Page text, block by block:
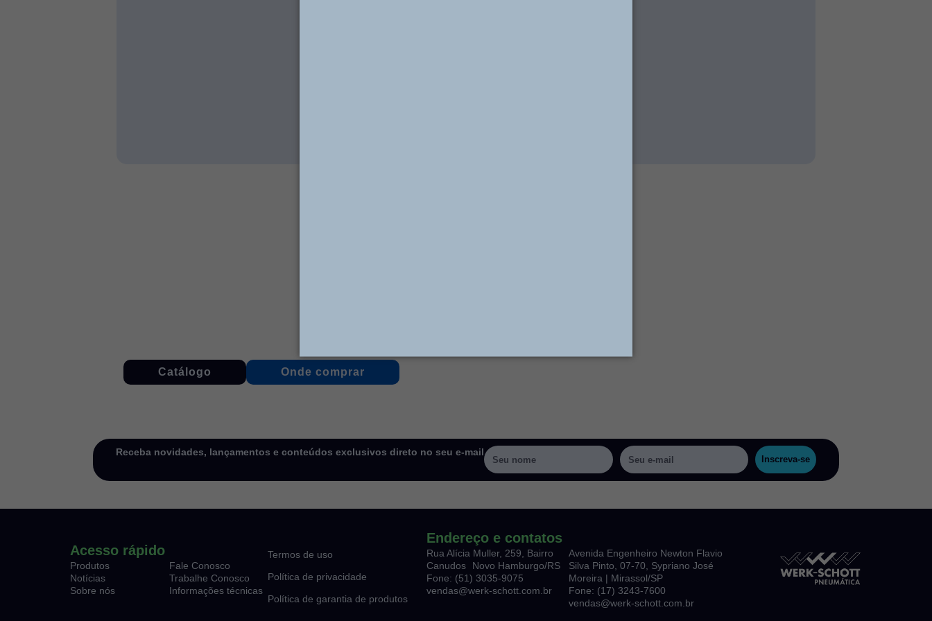
Catálogo Onde comprar
Receba novidades, lançamentos e conteúdos exclusivos direto no seu e-mail
Inscreva-se
Acesso rápido
Produtos
Fale Conosco
Notícias
Trabalhe Conosco
Sobre nós
Informações técnicas
Termos de uso
Política de privacidade
Política de garantia de produtos
Endereço e contatos
Rua Alícia Muller, 259, Bairro
Canudos Novo Hamburgo/RS
Fone: (51) 3035-9075
vendas@werk-schott.com.br
Avenida Engenheiro Newton Flavio
Silva Pinto, 07-70, Sypriano José
Moreira | Mirassol/SP
Fone: (17) 3243-7600
vendas@werk-schott.com.br